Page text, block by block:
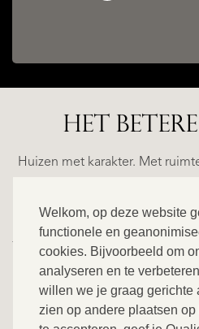
Welkom, op deze website
functionele en
cookies. Bijvoorbeeld om
analyseren en te
willen we je graag gerichte
zien op andere plaatsen
HET
Huizen met karakter. Met
helemaal thuis voelt.
BEKIJK ONS